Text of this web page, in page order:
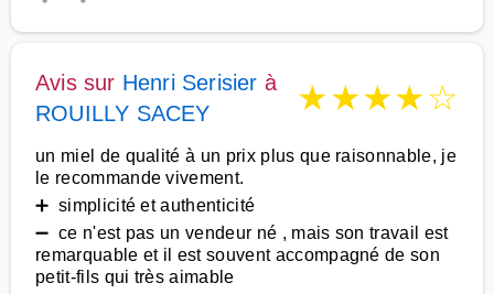
Avis sur Henri Serisier à
ROUILLY SACEY
★★★★☆
un miel de qualité à un prix plus que raisonnable, je
le recommande vivement.
➕ simplicité et authenticité
➖ ce n'est pas un vendeur né , mais son travail est
remarquable et il est souvent accompagné de son
petit-fils qui très aimable